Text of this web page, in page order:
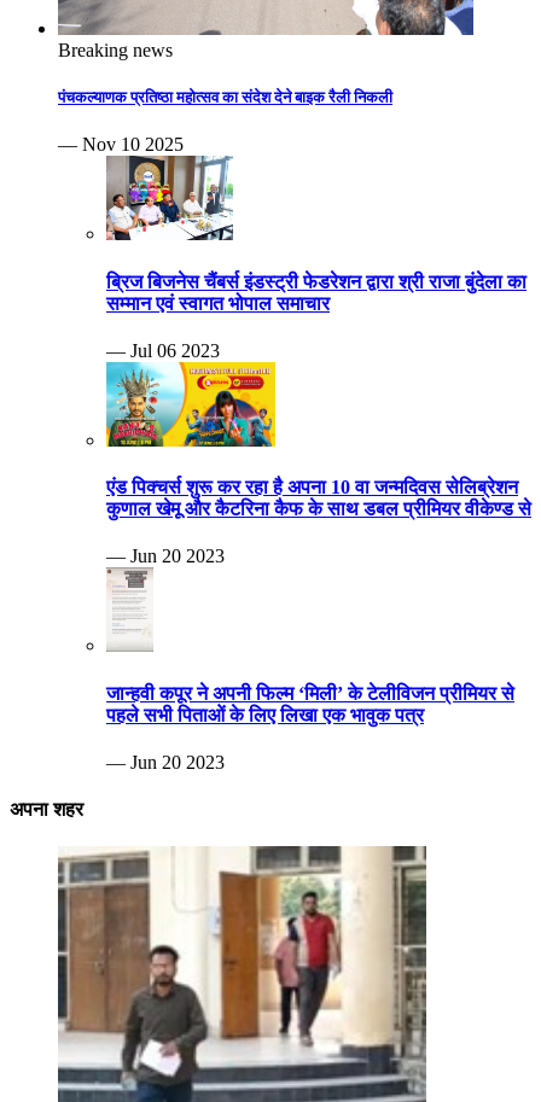
Breaking news
पंचकल्याणक प्रतिष्ठा महोत्सव का संदेश देने बाइक रैली निकली
— Nov 10 2025
ब्रिज बिजनेस चैंबर्स इंडस्ट्री फेडरेशन द्वारा श्री राजा बुंदेला का
सम्मान एवं स्वागत भोपाल समाचार
— Jul 06 2023
एंड पिक्चर्स शुरू कर रहा है अपना 10 वा जन्मदिवस सेलिब्रेशन
कुणाल खेमू और कैटरिना कैफ के साथ डबल प्रीमियर वीकेण्ड से
— Jun 20 2023
जान्हवी कपूर ने अपनी फिल्म ‘मिली’ के टेलीविजन प्रीमियर से
पहले सभी पिताओं के लिए लिखा एक भावुक पत्र
— Jun 20 2023
अपना शहर